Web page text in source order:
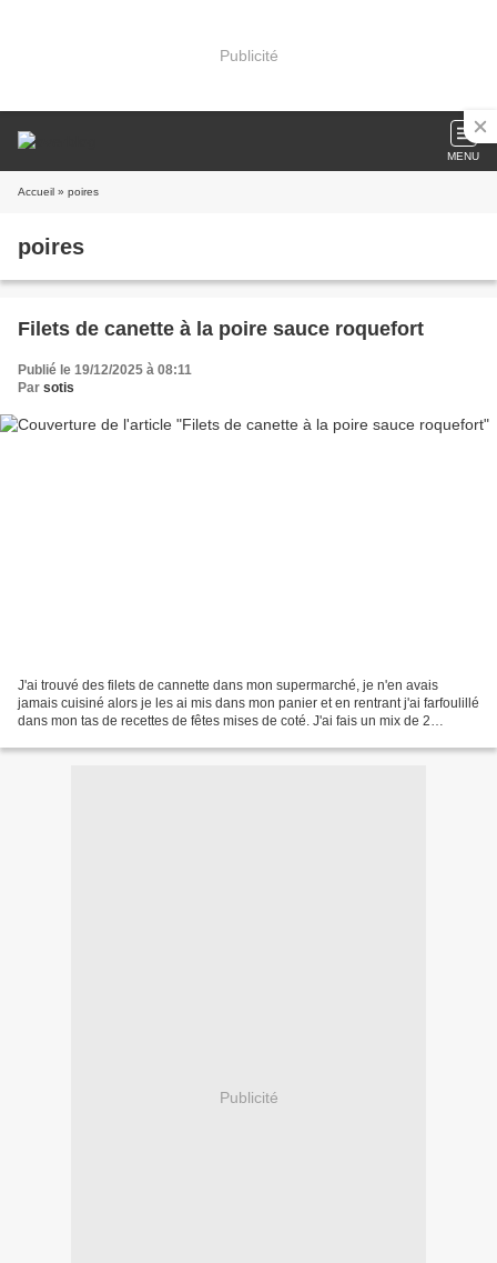
Publicité
MENU
Accueil » poires
poires
Filets de canette à la poire sauce roquefort
Publié le 19/12/2025 à 08:11
Par sotis
J'ai trouvé des filets de cannette dans mon supermarché, je n'en avais
jamais cuisiné alors je les ai mis dans mon panier et en rentrant j'ai farfoulillé
dans mon tas de recettes de fêtes mises de coté. J'ai fais un mix de 2
Publicité